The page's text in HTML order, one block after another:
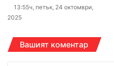
13:55ч, петък, 24 октомври,
2025
Вашият коментар